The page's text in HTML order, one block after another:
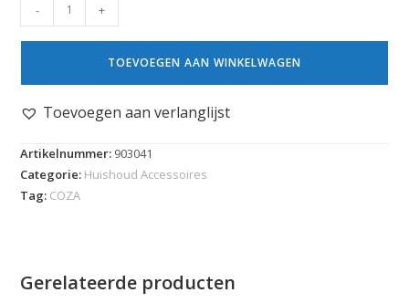
- +
TOEVOEGEN AAN WINKELWAGEN
Toevoegen aan verlanglijst
Artikelnummer: 903041
Categorie: Huishoud Accessoires
Tag: COZA
Gerelateerde producten